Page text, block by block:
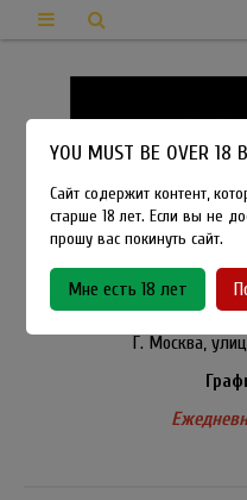
8-
Розничный
Г. Москва,
YOU MUST BE OVER 18
Сайт содержит контент,
старше 18 лет. Если вы не
прошу вас покинуть сайт.
Мне есть 18 лет